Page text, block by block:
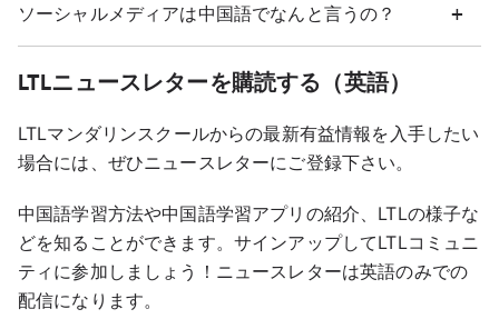
ソーシャルメディアは中国語でなんと言うの？
LTLニュースレターを購読する（英語）
LTLマンダリンスクールからの最新有益情報を入手したい
場合には、ぜひニュースレターにご登録下さい。
中国語学習方法や中国語学習アプリの紹介、LTLの様子な
どを知ることができます。サインアップしてLTLコミュニ
ティに参加しましょう！ニュースレターは英語のみでの
配信になります。